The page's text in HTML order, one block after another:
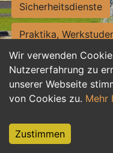
Wir verwenden
Nutzererfahrung zu
unserer Webseite
von Cookies zu. Mehr
Zustimmen
Sicherheitsdienste
Praktika,
Personalwesen
Hilfskräfte, Aushilfs-
Weiterbildung,